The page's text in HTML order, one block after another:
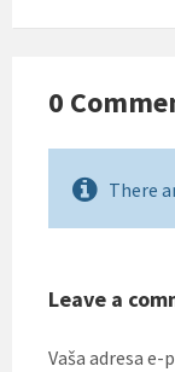
0
There
Leave a
Vaša adresa